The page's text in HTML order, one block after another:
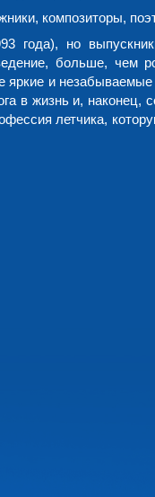
композиторы,
года), но
больше, чем
и
в жизнь и, наконец,
летчика,